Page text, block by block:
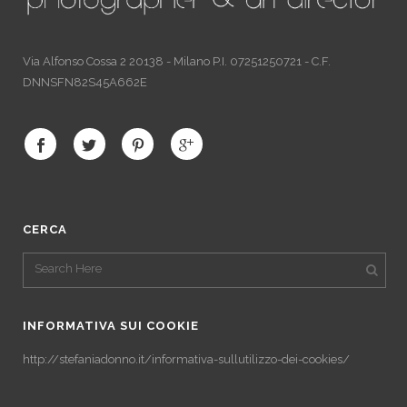
Via Alfonso Cossa 2 20138 - Milano P.I. 07251250721 - C.F.
DNNSFN82S45A662E
CERCA
INFORMATIVA SUI COOKIE
http://stefaniadonno.it/informativa-sullutilizzo-dei-cookies/